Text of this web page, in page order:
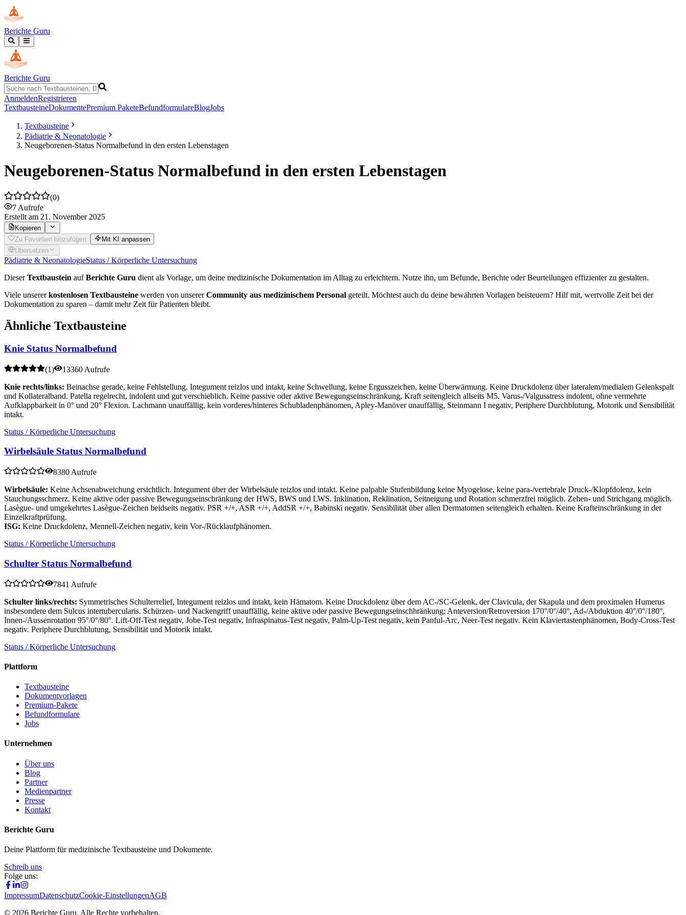
Berichte Guru
Berichte Guru
AnmeldenRegistrieren
TextbausteineDokumentePremium PaketeBefundformulareBlogJobs
Textbausteine
Pädiatrie & Neonatologie
Neugeborenen-Status Normalbefund in den ersten Lebenstagen
Neugeborenen-Status Normalbefund in den ersten Lebenstagen
(0)
7 Aufrufe
Erstellt am 21. November 2025
Kopieren
Zu Favoriten hinzufügen
Mit KI anpassen
Übersetzen
Pädiatrie & NeonatologieStatus / Körperliche Untersuchung
DieserTextbaustein aufBerichte Guru dient als Vorlage, um deine medizinische Dokumentation im Alltag zu erleichtern. Nutze ihn, um Befunde, Berichte oder Beurteilungen effizienter zu gestalten.
Viele unsererkostenlosen Textbausteine werden von unsererCommunity aus medizinischem Personal geteilt. Möchtest auch du deine bewährten Vorlagen beisteuern? Hilf mit, wertvolle Zeit bei der
Dokumentation zu sparen – damit mehr Zeit für Patienten bleibt.
Ähnliche Textbausteine
Knie Status Normalbefund
(1)
13360 Aufrufe
Knie rechts/links: Beinachse gerade, keine Fehlstellung. Integument reizlos und intakt, keine Schwellung, keine Ergusszeichen, keine Überwärmung. Keine Druckdolenz über lateralem/medialem Gelenkspalt
und Kollateralband. Patella regelrecht, indolent und gut verschieblich. Keine passive oder aktive Bewegungseinschränkung, Kraft seitengleich allseits M5. Varus-/Valgusstress indolent, ohne vermehrte
Aufklappbarkeit in 0° und 20° Flexion. Lachmann unauffällig, kein vorderes/hinteres Schubladenphänomen, Apley-Manöver unauffällig, Steinmann I negativ, Periphere Durchblutung, Motorik und Sensibilität
intakt.
Status / Körperliche Untersuchung
Wirbelsäule Status Normalbefund
8380 Aufrufe
Wirbelsäule: Keine Achsenabweichung ersichtlich. Integument über der Wirbelsäule reizlos und intakt. Keine palpable Stufenbildung keine Myogelose, keine para-/vertebrale Druck-/Klopfdolenz, kein
Stauchungsschmerz. Keine aktive oder passive Bewegungseinschränkung der HWS, BWS und LWS. Inklination, Reklination, Seitneigung und Rotation schmerzfrei möglich. Zehen- und Strichgang möglich.
Lasègue- und umgekehrtes Lasègue-Zeichen beidseits negativ. PSR +/+, ASR +/+, AddSR +/+, Babinski negativ. Sensibilität über allen Dermatomen seitengleich erhalten. Keine Krafteinschränkung in der
Einzelkraftprüfung.
ISG: Keine Druckdolenz, Mennell-Zeichen negativ, kein Vor-/Rücklaufphänomen.
Status / Körperliche Untersuchung
Schulter Status Normalbefund
7841 Aufrufe
Schulter links/rechts: Symmetrisches Schulterrelief, Integument reizlos und intakt, kein Hämatom. Keine Druckdolenz über dem AC-/SC-Gelenk, der Clavicula, der Skapula und dem proximalen Humerus
insbesondere dem Sulcus intertubercularis. Schürzen- und Nackengriff unauffällig, keine aktive oder passive Bewegungseinschhränkung: Anteversion/Retroversion 170°/0°/40°, Ad-/Abduktion 40°/0°/180°,
Innen-/Aussenrotation 95°/0°/80°. Lift-Off-Test negativ, Jobe-Test negativ, Infraspinatus-Test negativ, Palm-Up-Test negativ, kein Panful-Arc, Neer-Test negativ. Kein Klaviertastenphänomen, Body-Cross-Test
negativ. Periphere Durchblutung, Sensibilität und Motorik intakt.
Status / Körperliche Untersuchung
Plattform
Textbausteine
Dokumentvorlagen
Premium-Pakete
Befundformulare
Jobs
Unternehmen
Über uns
Blog
Partner
Medienpartner
Presse
Kontakt
Berichte Guru
Deine Plattform für medizinische Textbausteine und Dokumente.
Schreib uns
Folge uns:
ImpressumDatenschutzCookie-EinstellungenAGB
© 2026 Berichte Guru. Alle Rechte vorbehalten.